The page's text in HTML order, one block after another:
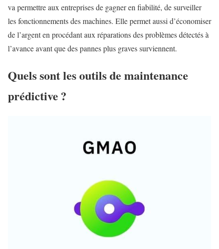
va permettre aux entreprises de gagner en fiabilité, de surveiller
les fonctionnements des machines. Elle permet aussi d’économiser
de l’argent en procédant aux réparations des problèmes détectés à
l’avance avant que des pannes plus graves surviennent.
Quels sont les outils de maintenance
prédictive ?